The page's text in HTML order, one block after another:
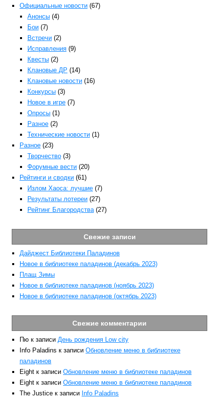
Официальные новости (67)
Анонсы (4)
Бои (7)
Встречи (2)
Исправления (9)
Квесты (2)
Клановые ДР (14)
Клановые новости (16)
Конкурсы (3)
Новое в игре (7)
Опросы (1)
Разное (2)
Технические новости (1)
Разное (23)
Творчество (3)
Форумные вести (20)
Рейтинги и сводки (61)
Излом Хаоса: лучшие (7)
Результаты лотереи (27)
Рейтинг Благородства(27)
Свежие записи
Дайджест Библиотеки Паладинов
Новое в библиотеке паладинов (декабрь 2023)
Плащ Зимы
Новое в библиотеке паладинов (ноябрь 2023)
Новое в библиотеке паладинов (октябрь 2023)
Свежие комментарии
Пю к записи День рождения Low city
Info Paladins к записи Обновление меню в библиотеке
паладинов
Eight к записи Обновление меню в библиотеке паладинов
Eight к записи Обновление меню в библиотеке паладинов
The Justice к записи Info Paladins